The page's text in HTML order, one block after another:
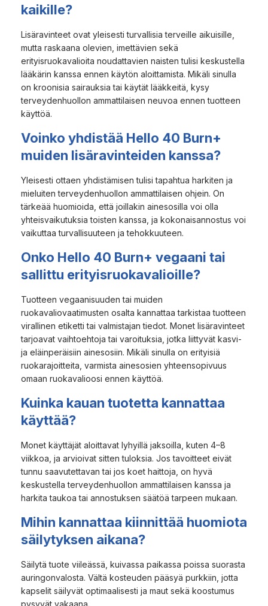
kaikille?
Lisäravinteet ovat yleisesti turvallisia terveille aikuisille,
mutta raskaana olevien, imettävien sekä
erityisruokavalioita noudattavien naisten tulisi keskustella
lääkärin kanssa ennen käytön aloittamista. Mikäli sinulla
on kroonisia sairauksia tai käytät lääkkeitä, kysy
terveydenhuollon ammattilaisen neuvoa ennen tuotteen
käyttöä.
Voinko yhdistää Hello 40 Burn+
muiden lisäravinteiden kanssa?
Yleisesti ottaen yhdistämisen tulisi tapahtua harkiten ja
mieluiten terveydenhuollon ammattilaisen ohjein. On
tärkeää huomioida, että joillakin ainesosilla voi olla
yhteisvaikutuksia toisten kanssa, ja kokonaisannostus voi
vaikuttaa turvallisuuteen ja tehokkuuteen.
Onko Hello 40 Burn+ vegaani tai
sallittu erityisruokavalioille?
Tuotteen vegaanisuuden tai muiden
ruokavaliovaatimusten osalta kannattaa tarkistaa tuotteen
virallinen etiketti tai valmistajan tiedot. Monet lisäravinteet
tarjoavat vaihtoehtoja tai varoituksia, jotka liittyvät kasvi-
ja eläinperäisiin ainesosiin. Mikäli sinulla on erityisiä
ruokarajoitteita, varmista ainesosien yhteensopivuus
omaan ruokavalioosi ennen käyttöä.
Kuinka kauan tuotetta kannattaa
käyttää?
Monet käyttäjät aloittavat lyhyillä jaksoilla, kuten 4–8
viikkoa, ja arvioivat sitten tuloksia. Jos tavoitteet eivät
tunnu saavutettavan tai jos koet haittoja, on hyvä
keskustella terveydenhuollon ammattilaisen kanssa ja
harkita taukoa tai annostuksen säätöä tarpeen mukaan.
Mihin kannattaa kiinnittää huomiota
säilytyksen aikana?
Säilytä tuote viileässä, kuivassa paikassa poissa suorasta
auringonvalosta. Vältä kosteuden pääsyä purkkiin, jotta
kapselit säilyvät optimaalisesti ja maut sekä koostumus
pysyvät vakaana.